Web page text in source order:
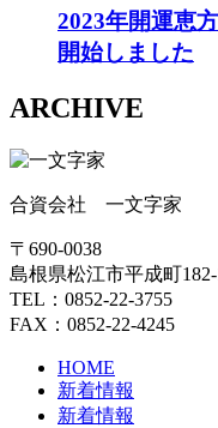
2023年開運恵
開始しました
ARCHIVE
合資会社 一文字家
〒690-0038
島根県松江市平成町
TEL：0852-22-3755
FAX：0852-22-4245
HOME
新着情報
新着情報